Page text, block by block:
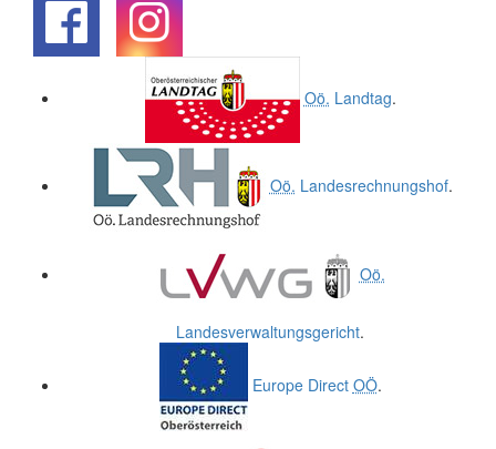
Oö. Landtag.
Oö. Landesrechnungshof.
Oö.
Landesverwaltungsgericht.
Europe Direct OÖ.